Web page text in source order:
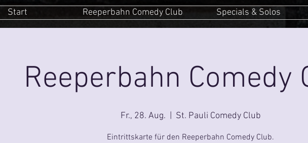
Start Reeperbahn Comedy Club Specials & Solos
Reeperbahn Comedy
Fr., 28. Aug. St. Pauli Comedy Club
Eintrittskarte für den Reeperbahn Comedy Club.